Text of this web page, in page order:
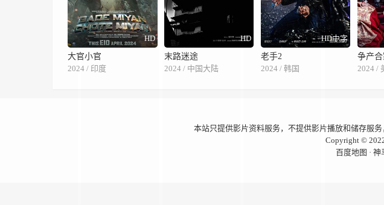
HD
大官小官
2024 / 印度
HD
末路迷途
2024 / 中国大陆
HD中字
老手2
2024 / 韩国
争产
2024 /
本站只提供影片资料服务，不提供影片播放和储存服
Copyright ©
百度地图 · 神